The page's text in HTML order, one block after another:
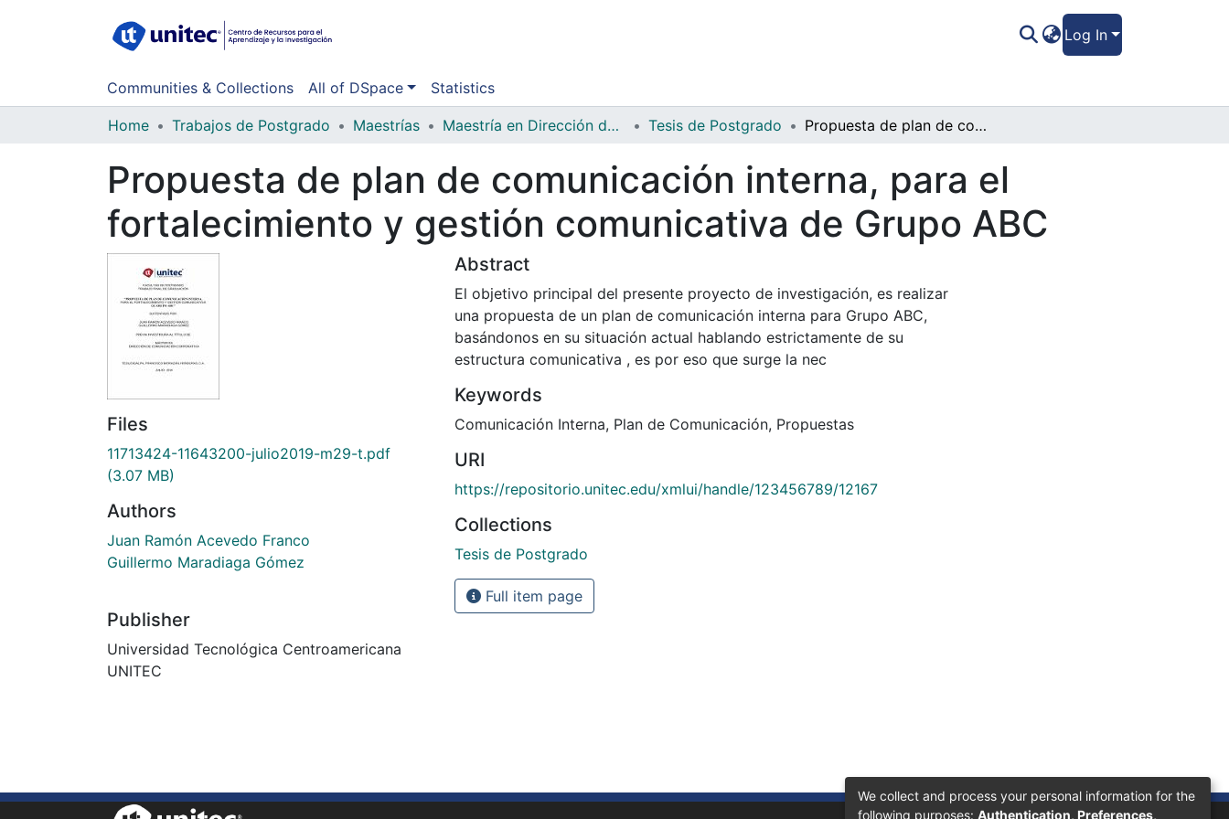
Log In
Communities & Collections All of DSpace Statistics
Home Trabajos de Postgrado Maestrías Maestría en Dirección de la Comunicación Corporativa Tesis de Postgrado Propuesta de plan de comunicación interna, para el fortalecimiento y gestión comunicativa de Grupo ABC
Propuesta de plan de comunicación interna, para el
fortalecimiento y gestión comunicativa de Grupo ABC
Files
11713424-11643200-julio2019-m29-t.pdf
(3.07 MB)
Authors
Juan Ramón Acevedo Franco
Guillermo Maradiaga Gómez
Publisher
Universidad Tecnológica Centroamericana
UNITEC
Abstract
El objetivo principal del presente proyecto de investigación, es realizar
una propuesta de un plan de comunicación interna para Grupo ABC,
basándonos en su situación actual hablando estrictamente de su
estructura comunicativa , es por eso que surge la nec
Keywords
Comunicación Interna, Plan de Comunicación, Propuestas
URI
https://repositorio.unitec.edu/xmlui/handle/123456789/12167
Collections
Tesis de Postgrado
Full item page
We collect and process your personal information for the
following purposes: Authentication, Preferences,